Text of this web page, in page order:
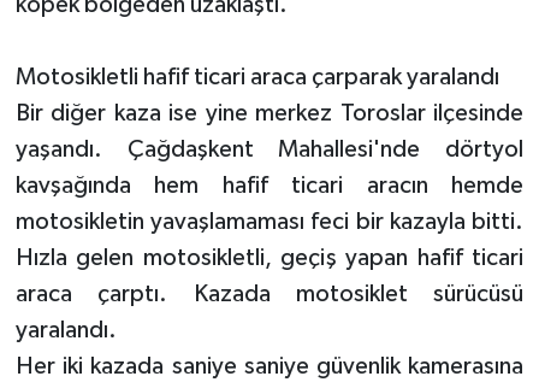
Motosikletli hafif ticari araca çarparak yaralandı
Bir diğer kaza ise yine merkez Toroslar ilçesinde
yaşandı. Çağdaşkent Mahallesi'nde dörtyol
kavşağında hem hafif ticari aracın hemde
motosikletin yavaşlamaması feci bir kazayla bitti.
Hızla gelen motosikletli, geçiş yapan hafif ticari
araca çarptı. Kazada motosiklet sürücüsü
yaralandı.
Her iki kazada saniye saniye güvenlik kamerasına